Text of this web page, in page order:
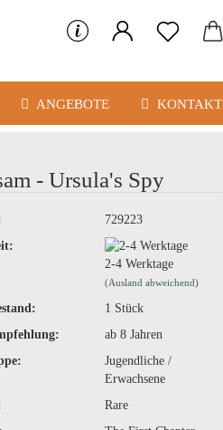
ANGEBOTE KONTAKT
- Ursula's Spy
729223
2-4 Werktage
(Ausland abweichend)
1 Stück
ab 8 Jahren
Jugendliche /
Erwachsene
Rare